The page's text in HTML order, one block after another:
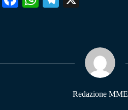
pp m
Redazione MME